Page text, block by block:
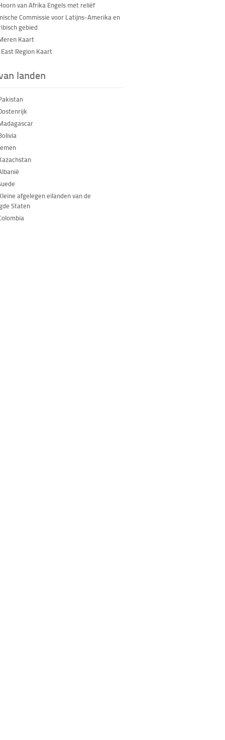
van Afrika Engels met reliëf
Commissie voor Latijns-Amerika en
gebied
Kaart
Region Kaart
landen
afgelegen eilanden van de
Staten